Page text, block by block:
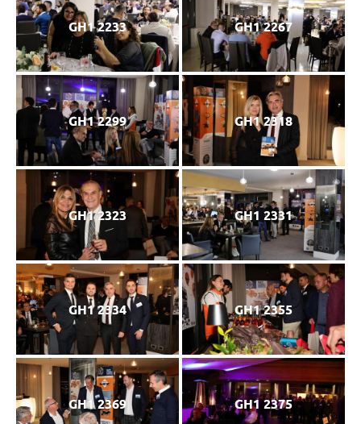
GH1 2233 GH1 2267
GH1 2299 GH1 2318
GH1 2323 GH1 2331
GH1 2334 GH1 2355
GH1 2369 GH1 2375